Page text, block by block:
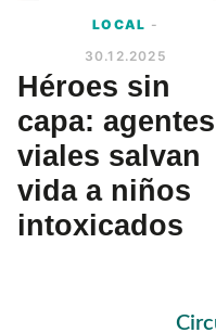
LOCAL -
30.12.2025
Héroes sin
capa: agentes
viales salvan
vida a niños
intoxicados